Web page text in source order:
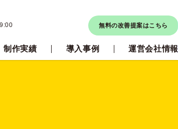
無料の改善提案はこちら
制作実績 導入事例 運営会社情報